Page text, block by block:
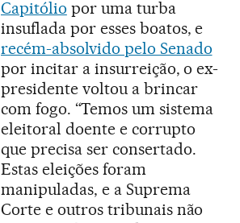
Capitólio por uma turba
insuflada por esses boatos, e
recém-absolvido pelo Senado
por incitar a insurreição, o ex-
presidente voltou a brincar
com fogo. “Temos um sistema
eleitoral doente e corrupto
que precisa ser consertado.
Estas eleições foram
manipuladas, e a Suprema
Corte e outros tribunais não